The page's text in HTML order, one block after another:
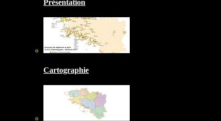
Présentation
Cartographie